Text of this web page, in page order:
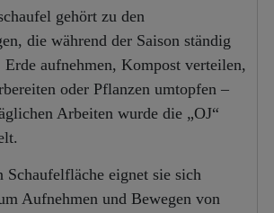
gehört zu den
die während der Saison ständig
aufnehmen, Kompost verteilen,
oder Pflanzen umtopfen –
Arbeiten wurde die „OJ“
eignet sie sich
Aufnehmen und Bewegen von